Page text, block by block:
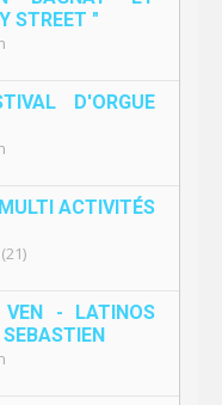
STREET "
D'ORGUE
ACTIVITÉS
- LATINOS